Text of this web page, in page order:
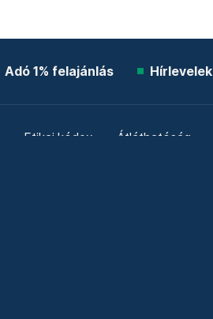
Adó 1% felajánlás Hírlevelek
Etikai kódex Átláthatóság